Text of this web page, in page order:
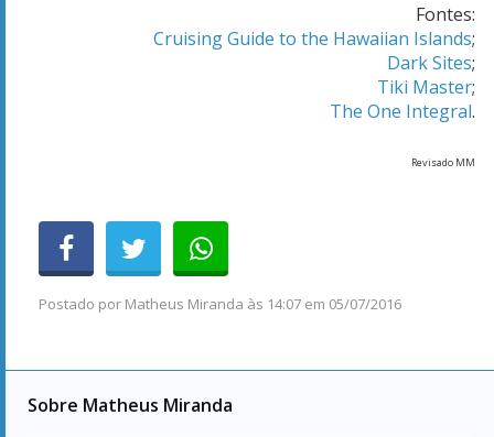
Fontes:
Cruising Guide to the Hawaiian Islands;
Dark Sites;
Tiki Master;
The One Integral.
Revisado MM
Postado por Matheus Miranda às 14:07 em 05/07/2016
Sobre Matheus Miranda